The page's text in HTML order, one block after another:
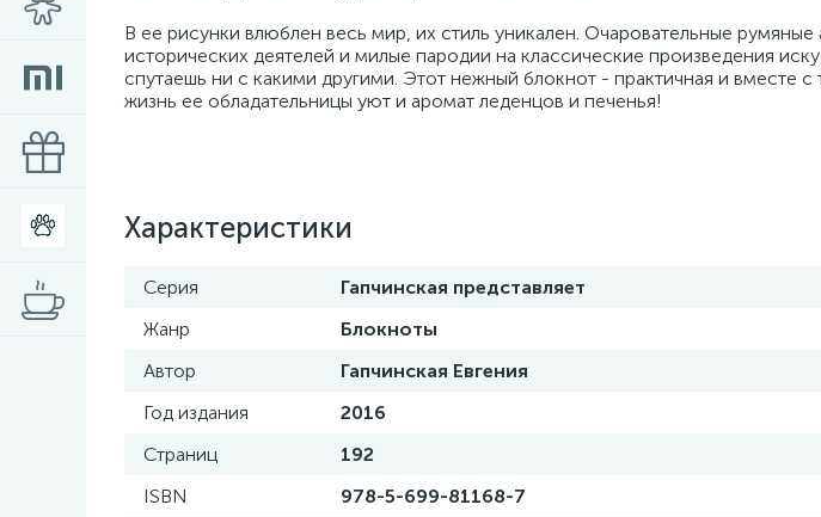
В ее рисунки влюблен весь мир, их стиль уникален. Очаровательные румяные
исторических деятелей и милые пародии на классические произведения
спутаешь ни с какими другими. Этот нежный блокнот - практичная и вместе
жизнь ее обладательницы уют и аромат леденцов и печенья!
Характеристики
Серия
Гапчинская представляет
Жанр
Блокноты
Автор
Гапчинская Евгения
Год издания
2016
Страниц
192
ISBN
978-5-699-81168-7